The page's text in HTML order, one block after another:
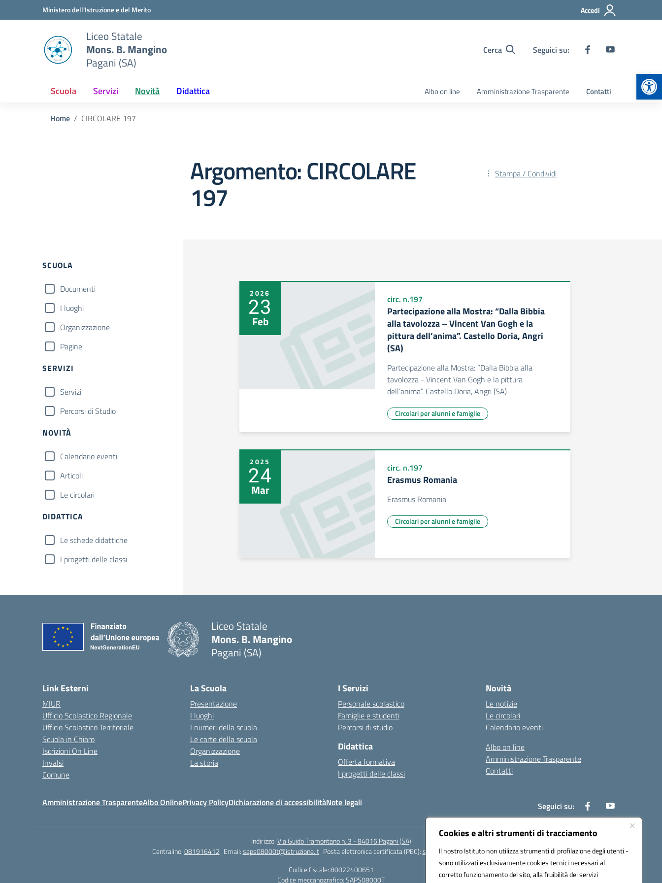
Cookies e altri strumenti di tracciamento
Il nostro Istituto non utilizza strumenti di profilazione degli utenti -
sono utilizzati esclusivamente cookies tecnici necessari al
corretto funzionamento del sito, alla fruibilità dei servizi
Vai ai contenuti
Vai al menu di navigazioneMinistero dell'Istruzione e del Merito Accedi
Liceo Statale
Mons. B. Mangino
Pagani (SA)
Cerca Seguici su:
Scuola Servizi Novità Didattica Albo on line Amministrazione Trasparente Contatti
Home CIRCOLARE 197
Argomento: CIRCOLARE
197
Stampa / Condividi
Filtri
SCUOLA
Documenti
I luoghi
Organizzazione
Pagine
SERVIZI
Servizi
Percorsi di Studio
NOVITÀ
Calendario eventi
Articoli
Le circolari
DIDATTICA
Le schede didattiche
I progetti delle classi
2026
23
Feb
circ. n.197
Partecipazione alla Mostra: “Dalla Bibbia
alla tavolozza – Vincent Van Gogh e la
pittura dell’anima”. Castello Doria, Angri
(SA)
Partecipazione alla Mostra: “Dalla Bibbia alla
tavolozza - Vincent Van Gogh e la pittura
dell’anima”. Castello Doria, Angri (SA)
Circolari per alunni e famiglie
2025
24
Mar
circ. n.197
Erasmus Romania
Erasmus Romania
Circolari per alunni e famiglie
Liceo Statale
Mons. B. Mangino
Pagani (SA)
Link Esterni
MIUR
Ufficio Scolastico Regionale
Ufficio Scolastico Territoriale
Scuola in Chiaro
Iscrizioni On Line
Invalsi
Comune
La Scuola
Presentazione
I luoghi
I numeri della scuola
Le carte della scuola
Organizzazione
La storia
I Servizi
Personale scolastico
Famiglie e studenti
Percorsi di studio
Didattica
Offerta formativa
I progetti delle classi
Novità
Le notizie
Le circolari
Calendario eventi
Albo on line
Amministrazione Trasparente
Contatti
Amministrazione TrasparenteAlbo OnlinePrivacy PolicyDichiarazione di accessibilitàNote legali Seguici su:
Indirizzo:Via Guido Tramontano n. 3 - 84016 Pagani (SA)
Centralino:081916412 Email:saps08000t@istruzione.it Posta elettronica certificata (PEC):saps08000t@pec.istruzione.it
Codice fiscale: 80022400651
Codice meccanografico:SAPS08000T